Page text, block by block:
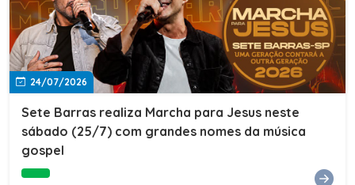
24/07/2026
Sete Barras realiza Marcha para Jesus neste
sábado (25/7) com grandes nomes da música
gospel